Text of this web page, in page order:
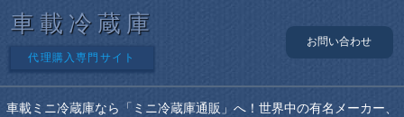
車載冷蔵庫
代理購入専門サイト
お問い合わせ
車載ミニ冷蔵庫なら「ミニ冷蔵庫通販」へ！世界中の有名メーカー、